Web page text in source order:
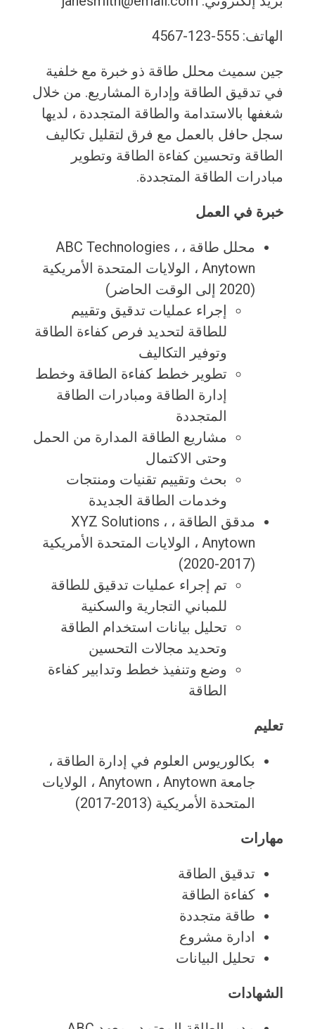
الهاتف: 555-123-4567
جين سميث محلل طاقة ذو خبرة مع خلفية
في تدقيق الطاقة وإدارة المشاريع. من خلال
شغفها بالاستدامة والطاقة المتجددة ، لديها
سجل حافل بالعمل مع فرق لتقليل تكاليف
الطاقة وتحسين كفاءة الطاقة وتطوير
مبادرات الطاقة المتجددة.
خبرة في العمل
محلل طاقة ، ABC Technologies ،
Anytown ، الولايات المتحدة الأمريكية
(2020 إلى الوقت الحاضر)
إجراء عمليات تدقيق وتقييم
للطاقة لتحديد فرص كفاءة الطاقة
وتوفير التكاليف
تطوير خطط كفاءة الطاقة وخطط
إدارة الطاقة ومبادرات الطاقة
المتجددة
مشاريع الطاقة المدارة من الحمل
وحتى الاكتمال
بحث وتقييم تقنيات ومنتجات
وخدمات الطاقة الجديدة
مدقق الطاقة ، XYZ Solutions ،
Anytown ، الولايات المتحدة الأمريكية
(2017-2020)
تم إجراء عمليات تدقيق للطاقة
للمباني التجارية والسكنية
تحليل بيانات استخدام الطاقة
وتحديد مجالات التحسين
وضع وتنفيذ خطط وتدابير كفاءة
الطاقة
تعليم
بكالوريوس العلوم في إدارة الطاقة ،
جامعة Anytown ، Anytown ، الولايات
المتحدة الأمريكية (2013-2017)
مهارات
تدقيق الطاقة
كفاءة الطاقة
طاقة متجددة
ادارة مشروع
تحليل البيانات
الشهادات